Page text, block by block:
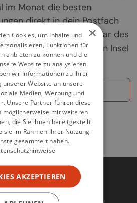
im Monat die besten
direkt in dein Postfach
Chance auf ein Exemplar des
Kochbuchs „Von Insel
×
Cookies, um Inhalte und
Funktionen für
anbieten zu können und die
Website zu analysieren.
wir Informationen zu Ihrer
unserer Website an unsere
Medien, Werbung und
Unsere Partner führen diese
möglicherweise mit weiteren
die Sie ihnen bereitgestellt
sie im Rahmen Ihrer Nutzung
gesammelt haben.
AKZEPTIEREN